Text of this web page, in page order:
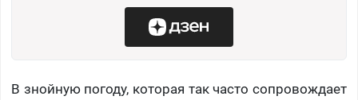
В знойную погоду, которая так часто сопровождает